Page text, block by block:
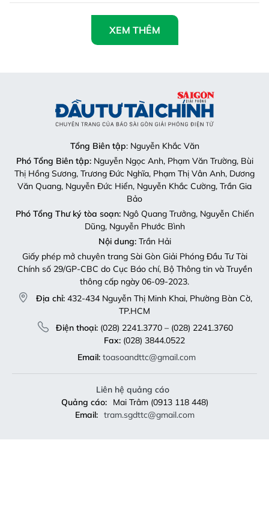
XEM THÊM
Tổng Biên tập: Nguyễn Khắc Văn
Phó Tổng Biên tập:Nguyễn Ngọc Anh, Phạm Văn Trường, Bùi
Thị Hồng Sương, Trương Đức Nghĩa, Phạm Thị Vân Anh, Dương
Văn Quang, Nguyễn Đức Hiển, Nguyễn Khắc Cường, Trần Gia
Bảo
Phó Tổng Thư ký tòa soạn:Ngô Quang Trưởng, Nguyễn Chiến
Dũng, Nguyễn Phước Bình
Nội dung:Trần Hải
Giấy phép mở chuyên trang Sài Gòn Giải Phóng Đầu Tư Tài
Chính số 29/GP-CBC do Cục Báo chí, Bộ Thông tin và Truyền
thông cấp ngày 06-09-2023.
Địa chỉ: 432-434 Nguyễn Thị Minh Khai, Phường Bàn Cờ,
TP.HCM
Điện thoại:(028) 2241.3770 – (028) 2241.3760
Fax:(028) 3844.0522
Email: toasoandttc@gmail.com
Liên hệ quảng cáo
Quảng cáo:
Mai Trâm (0913 118 448)
Email: tram.sgdttc@gmail.com